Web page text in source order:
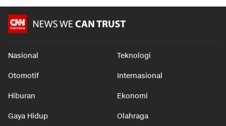
Nasional Teknologi
Otomotif Internasional
Hiburan Ekonomi
Gaya Hidup Olahraga